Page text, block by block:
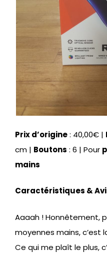
Prix d’origine: 40,00€ |
cm | Boutons : 6 | Pour
mains
Caractéristiques &
Aaaah ! Honnêtement,
moyennes mains, c’est
Ce qui me plaît le plus,